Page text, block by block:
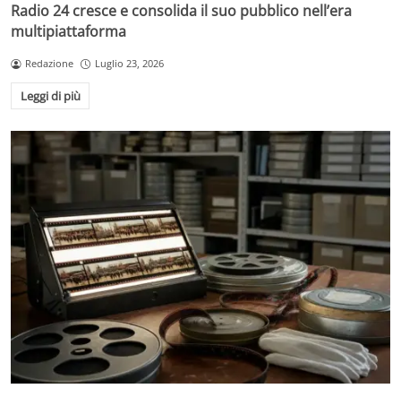
Radio 24 cresce e consolida il suo pubblico nell’era
multipiattaforma
Redazione Luglio 23, 2026
Leggi di più